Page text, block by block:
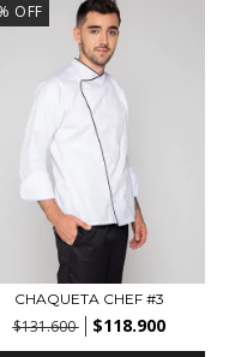
OFF
CHAQUETA CHEF #3
$131.600 $118.900